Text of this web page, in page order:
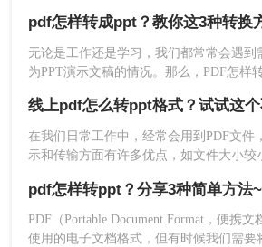
件可以方便我们进行编辑，同时更好地展
我们将介绍PDF文件怎样转PPT格式。
pdf怎样转成ppt？教你这3种转换
无论是工作还是学习，我们都常常会遇到
为PPT演示文稿的情况。那么，PDF怎样
在我们日常工作中，经常会用到PDF文件
示和传输方面有许多优点，如文件大小较
更为适合，因为PPT文件在视觉效果上更
容的重点和亮点。因此，我们需要将PDF
式。今天，小编就为大家介绍线上pdf怎么
pdf怎样转ppt？分享3种简单方法~
PDF（Portable Document Format，便携
使用的电子文档格式，但有时候我们需要